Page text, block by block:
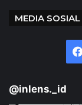
MEDIA SOSIAL
@inlens._id